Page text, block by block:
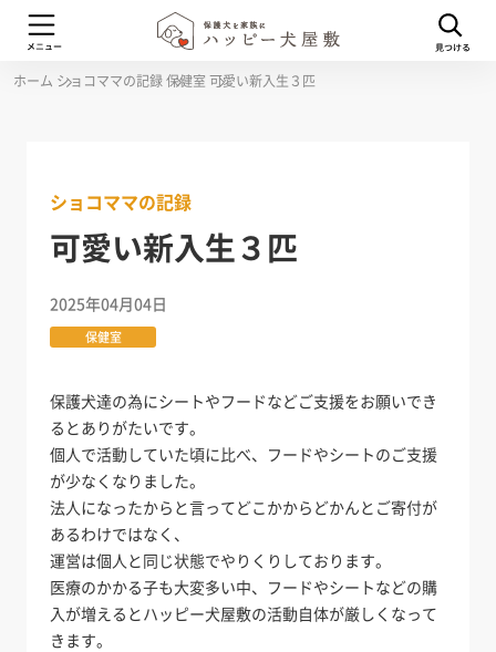
ホーム ショコママの記録保健室 可愛い新入生３匹
ショコママの記録
可愛い新入生３匹
2025年04月04日
保健室
保護犬達の為にシートやフードなどご支援をお願いでき
るとありがたいです。
個人で活動していた頃に比べ、フードやシートのご支援
が少なくなりました。
法人になったからと言ってどこかからどかんとご寄付が
あるわけではなく、
運営は個人と同じ状態でやりくりしております。
医療のかかる子も大変多い中、フードやシートなどの購
入が増えるとハッピー犬屋敷の活動自体が厳しくなって
きます。